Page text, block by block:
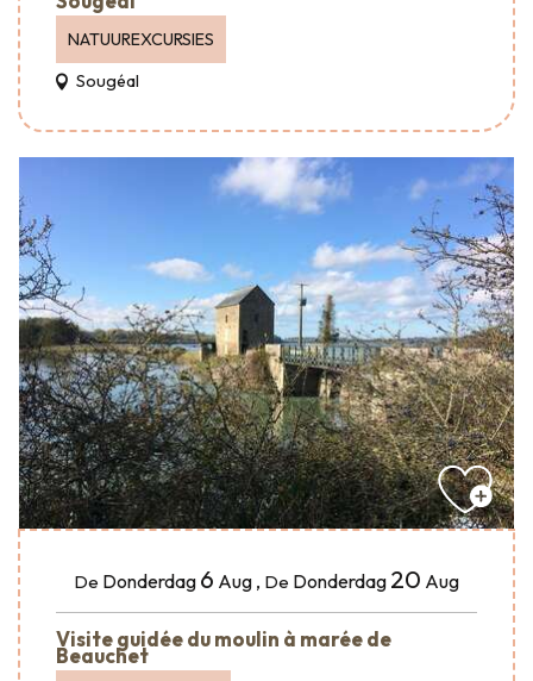
NATUUREXCURSIES
Sougéal
De Donderdag 6 Aug , De Donderdag 20 Aug
Visite guidée du moulin à marée de
Beauchet